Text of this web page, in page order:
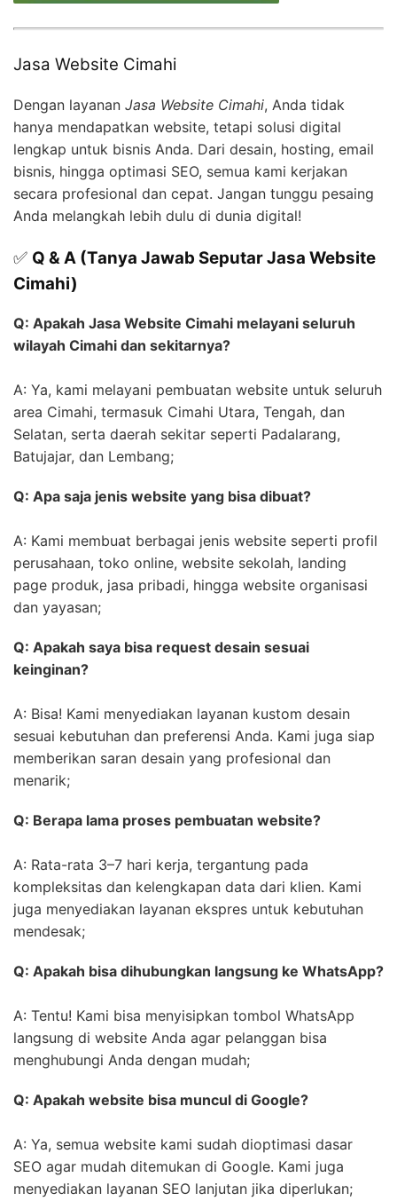
Jasa Website Cimahi
Dengan layanan Jasa Website Cimahi, Anda tidak
hanya mendapatkan website, tetapi solusi digital
lengkap untuk bisnis Anda. Dari desain, hosting, email
bisnis, hingga optimasi SEO, semua kami kerjakan
secara profesional dan cepat. Jangan tunggu pesaing
Anda melangkah lebih dulu di dunia digital!
✅ Q & A (Tanya Jawab Seputar Jasa Website
Cimahi)
Q: Apakah Jasa Website Cimahi melayani seluruh
wilayah Cimahi dan sekitarnya?
A: Ya, kami melayani pembuatan website untuk seluruh
area Cimahi, termasuk Cimahi Utara, Tengah, dan
Selatan, serta daerah sekitar seperti Padalarang,
Batujajar, dan Lembang;
Q: Apa saja jenis website yang bisa dibuat?
A: Kami membuat berbagai jenis website seperti profil
perusahaan, toko online, website sekolah, landing
page produk, jasa pribadi, hingga website organisasi
dan yayasan;
Q: Apakah saya bisa request desain sesuai
keinginan?
A: Bisa! Kami menyediakan layanan kustom desain
sesuai kebutuhan dan preferensi Anda. Kami juga siap
memberikan saran desain yang profesional dan
menarik;
Q: Berapa lama proses pembuatan website?
A: Rata-rata 3–7 hari kerja, tergantung pada
kompleksitas dan kelengkapan data dari klien. Kami
juga menyediakan layanan ekspres untuk kebutuhan
mendesak;
Q: Apakah bisa dihubungkan langsung ke WhatsApp?
A: Tentu! Kami bisa menyisipkan tombol WhatsApp
langsung di website Anda agar pelanggan bisa
menghubungi Anda dengan mudah;
Q: Apakah website bisa muncul di Google?
A: Ya, semua website kami sudah dioptimasi dasar
SEO agar mudah ditemukan di Google. Kami juga
menyediakan layanan SEO lanjutan jika diperlukan;